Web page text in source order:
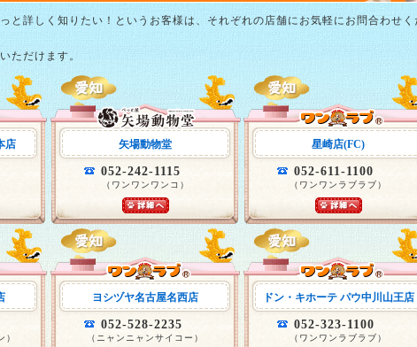
と詳しく知りたい！というお客様は、それぞれの店舗にお気軽にお問合わせく
ただけます。
店 矢場動物堂
052-242-1115
（ワンワンワンコ）
星崎店(FC)
052-611-1100
（ワンワンラブラブ）
）
ヨシヅヤ名古屋名西店
052-528-2235
（ニャンニャンサイコー）
ドン・キホーテ パウ中川山王店
052-323-1100
（ワンワンラブラブ）